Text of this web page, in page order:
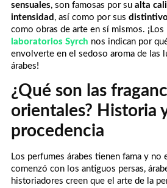
sensuales, son famosas por su alta
intensidad , así como por sus
como obras de arte en sí mismos.
laboratorios Syrch nos indican por
envolverte en el sedoso aroma de las
árabes!
¿Qué son las
orientales? Historia
procedencia
Los perfumes árabes tienen fama y no
comenzó con los antiguos persas,
historiadores creen que el arte de la